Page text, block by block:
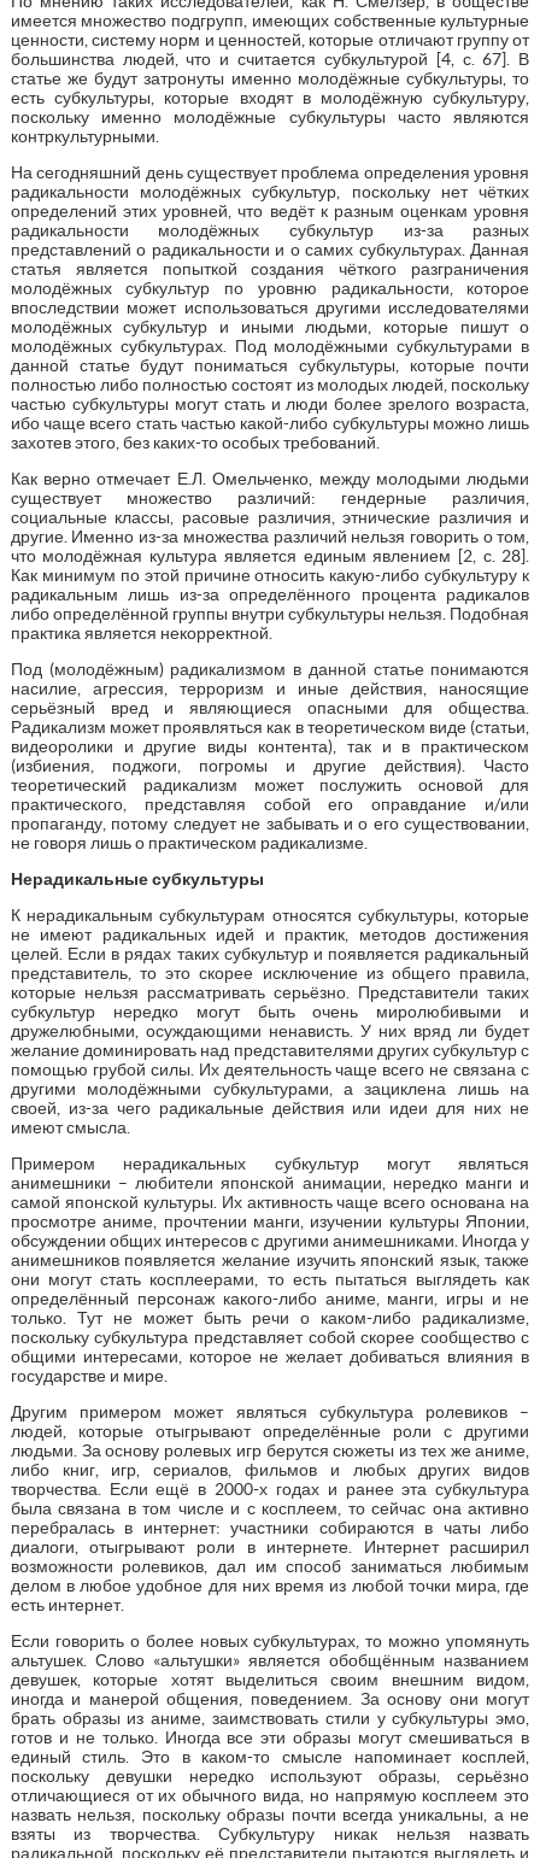
имеется множество подгрупп, имеющих собственные культурные
ценности, систему норм и ценностей, которые отличают группу от
большинства людей, что и считается субкультурой [4, с. 67]. В
статье же будут затронуты именно молодёжные субкультуры, то
есть субкультуры, которые входят в молодёжную субкультуру,
поскольку именно молодёжные субкультуры часто являются
контркультурными.
На сегодняшний день существует проблема определения уровня
радикальности молодёжных субкультур, поскольку нет чётких
определений этих уровней, что ведёт к разным оценкам уровня
радикальности молодёжных субкультур из-за разных
представлений о радикальности и о самих субкультурах. Данная
статья является попыткой создания чёткого разграничения
молодёжных субкультур по уровню радикальности, которое
впоследствии может использоваться другими исследователями
молодёжных субкультур и иными людьми, которые пишут о
молодёжных субкультурах. Под молодёжными субкультурами в
данной статье будут пониматься субкультуры, которые почти
полностью либо полностью состоят из молодых людей, поскольку
частью субкультуры могут стать и люди более зрелого возраста,
ибо чаще всего стать частью какой-либо субкультуры можно лишь
захотев этого, без каких-то особых требований.
Как верно отмечает Е.Л. Омельченко, между молодыми людьми
существует множество различий: гендерные различия,
социальные классы, расовые различия, этнические различия и
другие. Именно из-за множества различий нельзя говорить о том,
что молодёжная культура является единым явлением [2, с. 28].
Как минимум по этой причине относить какую-либо субкультуру к
радикальным лишь из-за определённого процента радикалов
либо определённой группы внутри субкультуры нельзя. Подобная
практика является некорректной.
Под (молодёжным) радикализмом в данной статье понимаются
насилие, агрессия, терроризм и иные действия, наносящие
серьёзный вред и являющиеся опасными для общества.
Радикализм может проявляться как в теоретическом виде (статьи,
видеоролики и другие виды контента), так и в практическом
(избиения, поджоги, погромы и другие действия). Часто
теоретический радикализм может послужить основой для
практического, представляя собой его оправдание и/или
пропаганду, потому следует не забывать и о его существовании,
не говоря лишь о практическом радикализме.
Нерадикальные субкультуры
К нерадикальным субкультурам относятся субкультуры, которые
не имеют радикальных идей и практик, методов достижения
целей. Если в рядах таких субкультур и появляется радикальный
представитель, то это скорее исключение из общего правила,
которые нельзя рассматривать серьёзно. Представители таких
субкультур нередко могут быть очень миролюбивыми и
дружелюбными, осуждающими ненависть. У них вряд ли будет
желание доминировать над представителями других субкультур с
помощью грубой силы. Их деятельность чаще всего не связана с
другими молодёжными субкультурами, а зациклена лишь на
своей, из-за чего радикальные действия или идеи для них не
имеют смысла.
Примером нерадикальных субкультур могут являться
анимешники – любители японской анимации, нередко манги и
самой японской культуры. Их активность чаще всего основана на
просмотре аниме, прочтении манги, изучении культуры Японии,
обсуждении общих интересов с другими анимешниками. Иногда у
анимешников появляется желание изучить японский язык, также
они могут стать косплеерами, то есть пытаться выглядеть как
определённый персонаж какого-либо аниме, манги, игры и не
только. Тут не может быть речи о каком-либо радикализме,
поскольку субкультура представляет собой скорее сообщество с
общими интересами, которое не желает добиваться влияния в
государстве и мире.
Другим примером может являться субкультура ролевиков –
людей, которые отыгрывают определённые роли с другими
людьми. За основу ролевых игр берутся сюжеты из тех же аниме,
либо книг, игр, сериалов, фильмов и любых других видов
творчества. Если ещё в 2000-х годах и ранее эта субкультура
была связана в том числе и с косплеем, то сейчас она активно
перебралась в интернет: участники собираются в чаты либо
диалоги, отыгрывают роли в интернете. Интернет расширил
возможности ролевиков, дал им способ заниматься любимым
делом в любое удобное для них время из любой точки мира, где
есть интернет.
Если говорить о более новых субкультурах, то можно упомянуть
альтушек. Слово «альтушки» является обобщённым названием
девушек, которые хотят выделиться своим внешним видом,
иногда и манерой общения, поведением. За основу они могут
брать образы из аниме, заимствовать стили у субкультуры эмо,
готов и не только. Иногда все эти образы могут смешиваться в
единый стиль. Это в каком-то смысле напоминает косплей,
поскольку девушки нередко используют образы, серьёзно
отличающиеся от их обычного вида, но напрямую косплеем это
назвать нельзя, поскольку образы почти всегда уникальны, а не
взяты из творчества. Субкультуру никак нельзя назвать
радикальной, поскольку её представители пытаются выглядеть и